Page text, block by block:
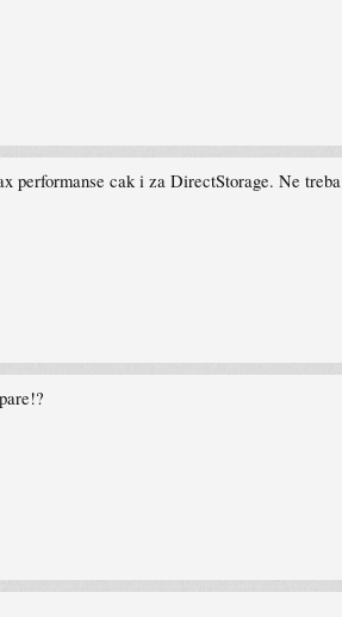
performanse cak i za DirectStorage. Ne